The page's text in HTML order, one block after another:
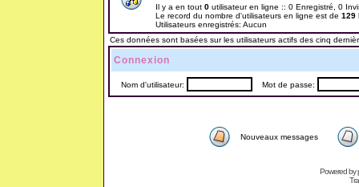
Il y a en tout 0utilisateur en ligne :: 0 Enregistré, 0
Le record du nombre d'utilisateurs en ligne est de 129
Utilisateurs enregistrés: Aucun
Ces données sont basées sur les utilisateurs actifs des cinq
Connexion
Nom d'utilisateur: Mot de passe:
Nouveaux messages
Powered by